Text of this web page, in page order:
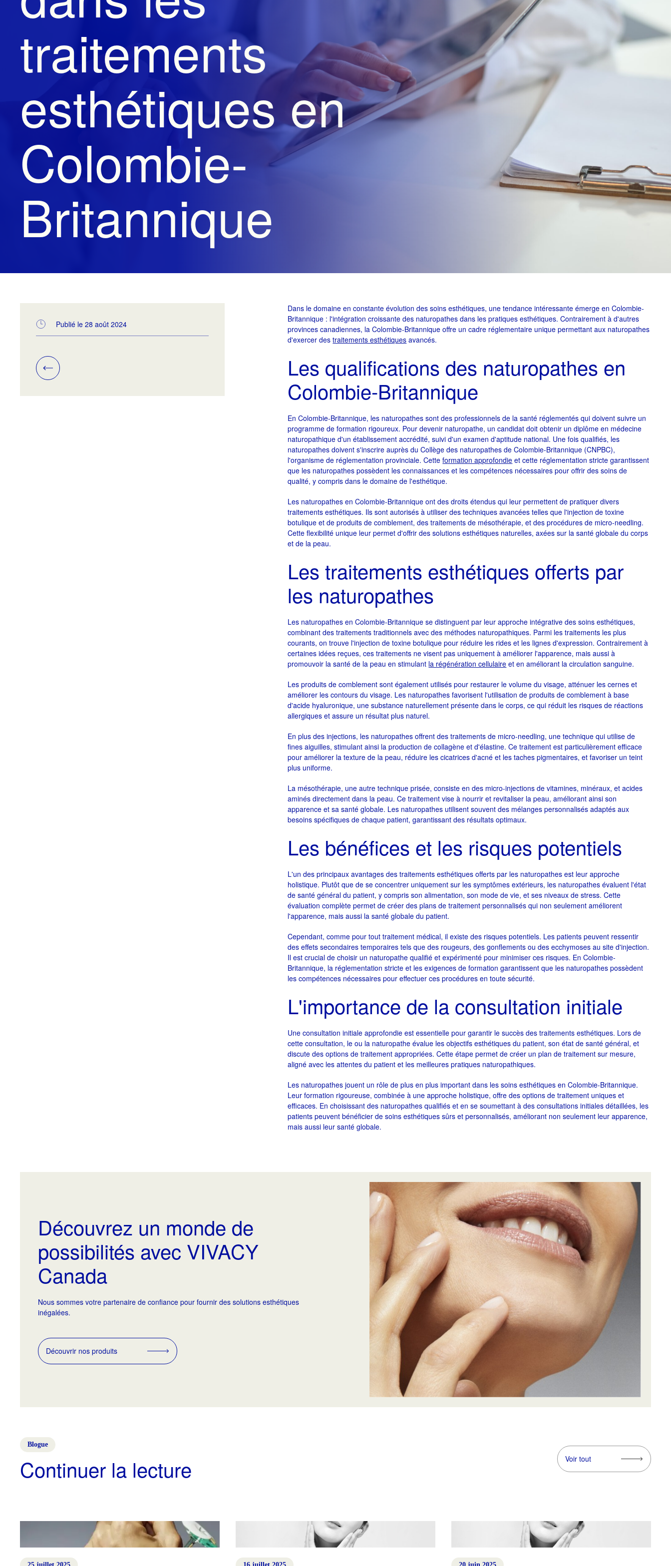
traitements
esthétiques en
Colombie-
Britannique
Publié le 28 août 2024
Dans le domaine en constante évolution des soins esthétiques, une tendance intéressante émerge en Colombie-
Britannique : l'intégration croissante des naturopathes dans les pratiques esthétiques. Contrairement à d'autres
provinces canadiennes, la Colombie-Britannique offre un cadre réglementaire unique permettant aux naturopathes
d'exercer destraitements esthétiques avancés.
Les qualifications des naturopathes en
Colombie-Britannique
En Colombie-Britannique, les naturopathes sont des professionnels de la santé réglementés qui doivent suivre un
programme de formation rigoureux. Pour devenir naturopathe, un candidat doit obtenir un diplôme en médecine
naturopathique d'un établissement accrédité, suivi d'un examen d'aptitude national. Une fois qualifiés, les
naturopathes doivent s'inscrire auprès du Collège des naturopathes de Colombie-Britannique (CNPBC),
l'organisme de réglementation provinciale. Cetteformation approfondie et cette réglementation stricte garantissent
que les naturopathes possèdent les connaissances et les compétences nécessaires pour offrir des soins de
qualité, y compris dans le domaine de l'esthétique.
Les naturopathes en Colombie-Britannique ont des droits étendus qui leur permettent de pratiquer divers
traitements esthétiques. Ils sont autorisés à utiliser des techniques avancées telles que l'injection de toxine
botulique et de produits de comblement, des traitements de mésothérapie, et des procédures de micro-needling.
Cette flexibilité unique leur permet d'offrir des solutions esthétiques naturelles, axées sur la santé globale du corps
et de la peau.
Les traitements esthétiques offerts par
les naturopathes
Les naturopathes en Colombie-Britannique se distinguent par leur approche intégrative des soins esthétiques,
combinant des traitements traditionnels avec des méthodes naturopathiques. Parmi les traitements les plus
courants, on trouve l'injection de toxine botulique pour réduire les rides et les lignes d'expression. Contrairement à
certaines idées reçues, ces traitements ne visent pas uniquement à améliorer l'apparence, mais aussi à
promouvoir la santé de la peau en stimulant la régénération cellulaire et en améliorant la circulation sanguine.
Les produits de comblement sont également utilisés pour restaurer le volume du visage, atténuer les cernes et
améliorer les contours du visage. Les naturopathes favorisent l'utilisation de produits de comblement à base
d'acide hyaluronique, une substance naturellement présente dans le corps, ce qui réduit les risques de réactions
allergiques et assure un résultat plus naturel.
En plus des injections, les naturopathes offrent des traitements de micro-needling, une technique qui utilise de
fines aiguilles, stimulant ainsi la production de collagène et d'élastine. Ce traitement est particulièrement efficace
pour améliorer la texture de la peau, réduire les cicatrices d'acné et les taches pigmentaires, et favoriser un teint
plus uniforme.
La mésothérapie, une autre technique prisée, consiste en des micro-injections de vitamines, minéraux, et acides
aminés directement dans la peau. Ce traitement vise à nourrir et revitaliser la peau, améliorant ainsi son
apparence et sa santé globale. Les naturopathes utilisent souvent des mélanges personnalisés adaptés aux
besoins spécifiques de chaque patient, garantissant des résultats optimaux.
Les bénéfices et les risques potentiels
L'un des principaux avantages des traitements esthétiques offerts par les naturopathes est leur approche
holistique. Plutôt que de se concentrer uniquement sur les symptômes extérieurs, les naturopathes évaluent l'état
de santé général du patient, y compris son alimentation, son mode de vie, et ses niveaux de stress. Cette
évaluation complète permet de créer des plans de traitement personnalisés qui non seulement améliorent
l'apparence, mais aussi la santé globale du patient.
Cependant, comme pour tout traitement médical, il existe des risques potentiels. Les patients peuvent ressentir
des effets secondaires temporaires tels que des rougeurs, des gonflements ou des ecchymoses au site d'injection.
Il est crucial de choisir un naturopathe qualifié et expérimenté pour minimiser ces risques. En Colombie-
Britannique, la réglementation stricte et les exigences de formation garantissent que les naturopathes possèdent
les compétences nécessaires pour effectuer ces procédures en toute sécurité.
L'importance de la consultation initiale
Une consultation initiale approfondie est essentielle pour garantir le succès des traitements esthétiques. Lors de
cette consultation, le ou la naturopathe évalue les objectifs esthétiques du patient, son état de santé général, et
discute des options de traitement appropriées. Cette étape permet de créer un plan de traitement sur mesure,
aligné avec les attentes du patient et les meilleures pratiques naturopathiques.
Les naturopathes jouent un rôle de plus en plus important dans les soins esthétiques en Colombie-Britannique.
Leur formation rigoureuse, combinée à une approche holistique, offre des options de traitement uniques et
efficaces. En choisissant des naturopathes qualifiés et en se soumettant à des consultations initiales détaillées, les
patients peuvent bénéficier de soins esthétiques sûrs et personnalisés, améliorant non seulement leur apparence,
mais aussi leur santé globale.
Découvrez un monde de
possibilités avec VIVACY
Canada
Nous sommes votre partenaire de confiance pour fournir des solutions esthétiques
inégalées.
Découvrir nos produits
Blogue
Continuer la lecture Voir tout